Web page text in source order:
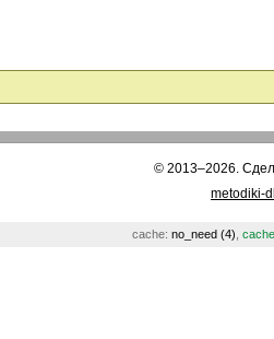
© 2013–2026.
metodiki-
cache: no_need (4)